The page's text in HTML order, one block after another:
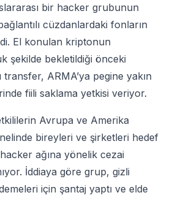
bir hacker grubunun
cüzdanlardaki fonların
El konulan kriptonun
şekilde bekletildiği önceki
ARMA’ya pegine yakın
fiili saklama yetkisi veriyor.
Avrupa ve Amerika
bireyleri ve şirketleri hedef
ağına yönelik cezai
İddiaya göre grup, gizli
için şantaj yaptı ve elde